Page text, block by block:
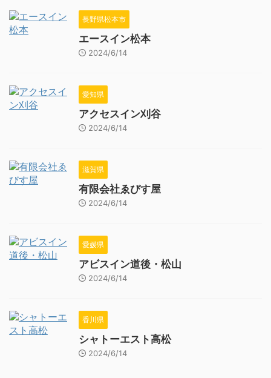
長野県松本市
エースイン松本
2024/6/14
愛知県
アクセスイン刈谷
2024/6/14
滋賀県
有限会社ゑびす屋
2024/6/14
愛媛県
アビスイン道後・松山
2024/6/14
香川県
シャトーエスト高松
2024/6/14